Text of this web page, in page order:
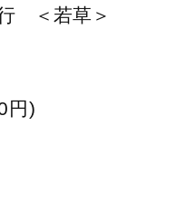
＜若草＞
円)